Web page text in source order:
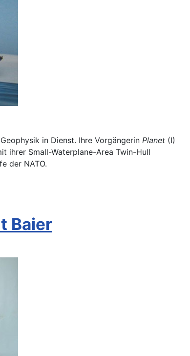
in Dienst. Ihre Vorgängerin Planet (I)
ihrer Small-Waterplane-Area Twin-Hull
der NATO.
Baier